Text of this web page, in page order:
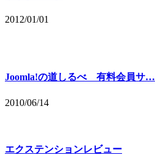
2012/01/01
Joomla!の道しるべ 有料会員サ…
2010/06/14
エクステンションレビュー